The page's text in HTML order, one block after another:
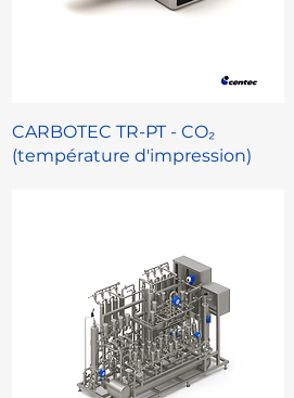
CARBOTEC TR-PT - CO₂
(température d'impression)